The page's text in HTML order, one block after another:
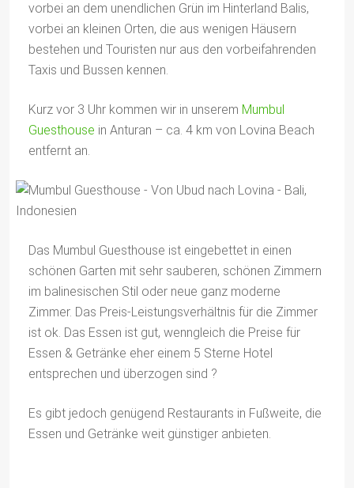
vorbei an dem unendlichen Grün im Hinterland Balis,
vorbei an kleinen Orten, die aus wenigen Häusern
bestehen und Touristen nur aus den vorbeifahrenden
Taxis und Bussen kennen.
Kurz vor 3 Uhr kommen wir in unserem Mumbul
Guesthouse in Anturan – ca. 4 km von Lovina Beach
entfernt an.
Das Mumbul Guesthouse ist eingebettet in einen
schönen Garten mit sehr sauberen, schönen Zimmern
im balinesischen Stil oder neue ganz moderne
Zimmer. Das Preis-Leistungsverhältnis für die Zimmer
ist ok. Das Essen ist gut, wenngleich die Preise für
Essen & Getränke eher einem 5 Sterne Hotel
entsprechen und überzogen sind ?
Es gibt jedoch genügend Restaurants in Fußweite, die
Essen und Getränke weit günstiger anbieten.